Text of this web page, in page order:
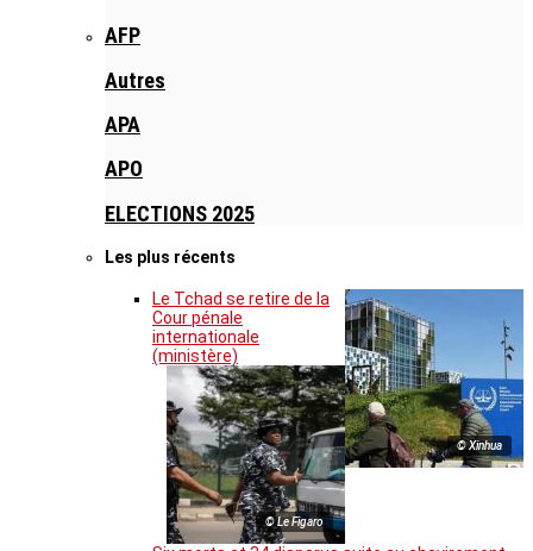
AFP
Autres
APA
APO
ELECTIONS 2025
Les plus récents
© Xinhua
Le Tchad se retire de la
Cour pénale
internationale
(ministère)
© Le Figaro